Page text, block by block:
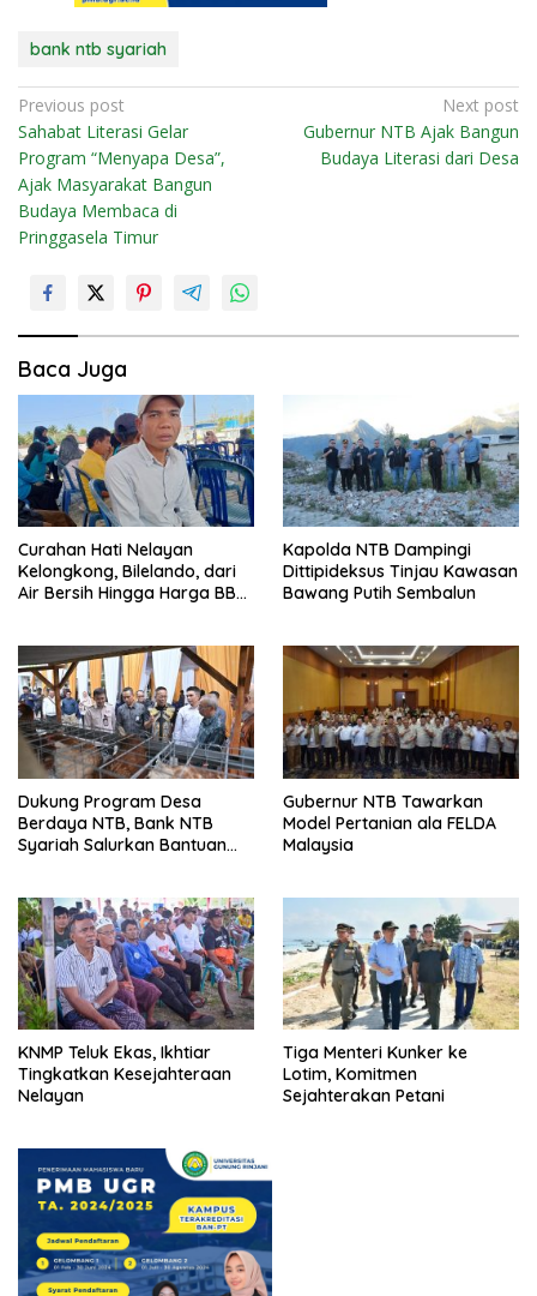
bank ntb syariah
N
a
v
i
g
i
p
s
Previous post
Sahabat Literasi Gelar
Program “Menyapa Desa”,
Ajak Masyarakat Bangun
Budaya Membaca di
Pringgasela Timur
Next post
Gubernur NTB Ajak Bangun
Budaya Literasi dari Desa
Baca Juga
Curahan Hati Nelayan
Kelongkong, Bilelando, dari
Air Bersih Hingga Harga BBM
Kapolda NTB Dampingi
Dittipideksus Tinjau Kawasan
Bawang Putih Sembalun
Dukung Program Desa
Berdaya NTB, Bank NTB
Syariah Salurkan Bantuan
Lendang Nangka Utara
Gubernur NTB Tawarkan
Model Pertanian ala FELDA
Malaysia
KNMP Teluk Ekas, Ikhtiar
Tingkatkan Kesejahteraan
Nelayan
Tiga Menteri Kunker ke
Lotim, Komitmen
Sejahterakan Petani